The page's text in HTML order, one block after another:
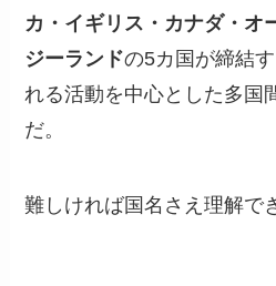
カ・イギリス・カナダ・オ
ジーランドの5カ国が締結
れる活動を中心とした多国
だ。
難しければ国名さえ理解で